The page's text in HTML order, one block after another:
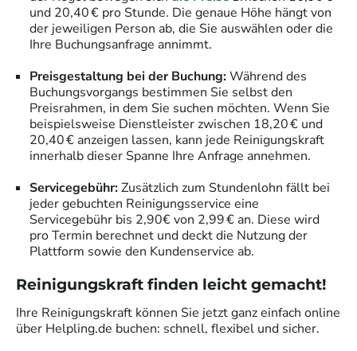
und 20,40 € pro Stunde. Die genaue Höhe hängt von
der jeweiligen Person ab, die Sie auswählen oder die
Ihre Buchungsanfrage annimmt.
Preisgestaltung bei der Buchung:Während des
Buchungsvorgangs bestimmen Sie selbst den
Preisrahmen, in dem Sie suchen möchten. Wenn Sie
beispielsweise Dienstleister zwischen 18,20 € und
20,40 € anzeigen lassen, kann jede Reinigungskraft
innerhalb dieser Spanne Ihre Anfrage annehmen.
Servicegebühr:Zusätzlich zum Stundenlohn fällt bei
jeder gebuchten Reinigungsservice eine
Servicegebühr bis 2,90€ von 2,99 € an. Diese wird
pro Termin berechnet und deckt die Nutzung der
Plattform sowie den Kundenservice ab.
Reinigungskraft finden leicht gemacht!
Ihre Reinigungskraft können Sie jetzt ganz einfach online
über Helpling.de buchen: schnell, flexibel und sicher.